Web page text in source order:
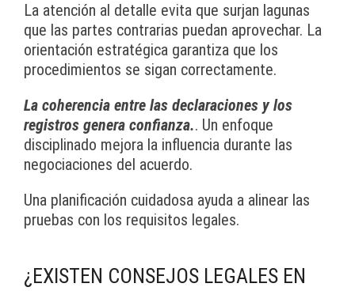
La atención al detalle evita que surjan lagunas
que las partes contrarias puedan aprovechar. La
orientación estratégica garantiza que los
procedimientos se sigan correctamente.
La coherencia entre las declaraciones y los
registros genera confianza.. Un enfoque
disciplinado mejora la influencia durante las
negociaciones del acuerdo.
Una planificación cuidadosa ayuda a alinear las
pruebas con los requisitos legales.
¿EXISTEN CONSEJOS LEGALES EN